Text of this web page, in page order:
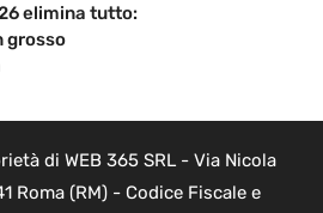
elimina tutto:
grosso
di WEB 365 SRL - Via Nicola
Roma (RM) - Codice Fiscale e